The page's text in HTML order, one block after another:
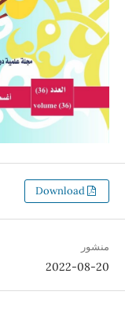
Download
منشور
2022-08-20